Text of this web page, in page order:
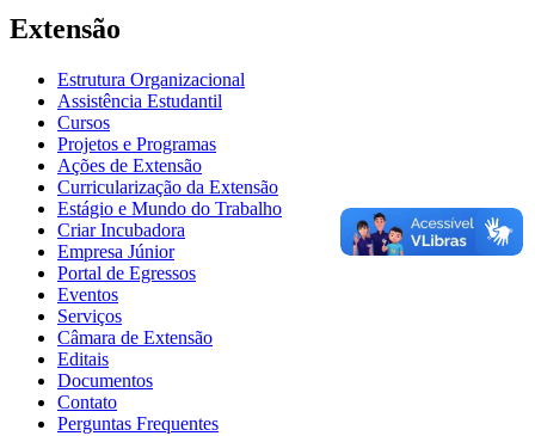
Extensão
Estrutura Organizacional
Assistência Estudantil
Cursos
Projetos e Programas
Ações de Extensão
Curricularização da Extensão
Estágio e Mundo do Trabalho
Criar Incubadora
Empresa Júnior
Portal de Egressos
Eventos
Serviços
Câmara de Extensão
Editais
Documentos
Contato
Perguntas Frequentes